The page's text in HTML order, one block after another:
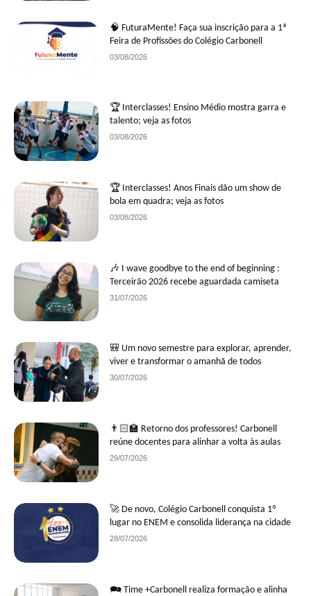
🧠 FuturaMente! Faça sua inscrição para a 1ª
Feira de Profissões do Colégio Carbonell
03/08/2026
🏆 Interclasses! Ensino Médio mostra garra e
talento; veja as fotos
03/08/2026
🏆 Interclasses! Anos Finais dão um show de
bola em quadra; veja as fotos
03/08/2026
🎶 I wave goodbye to the end of beginning :
Terceirão 2026 recebe aguardada camiseta
31/07/2026
🎒 Um novo semestre para explorar, aprender,
viver e transformar o amanhã de todos
30/07/2026
👨🏻‍🏫 Retorno dos professores! Carbonell
reúne docentes para alinhar a volta às aulas
29/07/2026
🚀 De novo, Colégio Carbonell conquista 1º
lugar no ENEM e consolida liderança na cidade
28/07/2026
🗪 Time +Carbonell realiza formação e alinha